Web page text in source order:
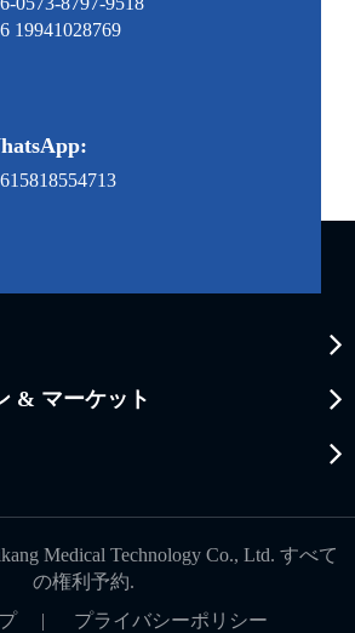
19941028769
& マーケット
Medical Technology Co., Ltd. すべて
の権利予約.
| プライバシーポリシー